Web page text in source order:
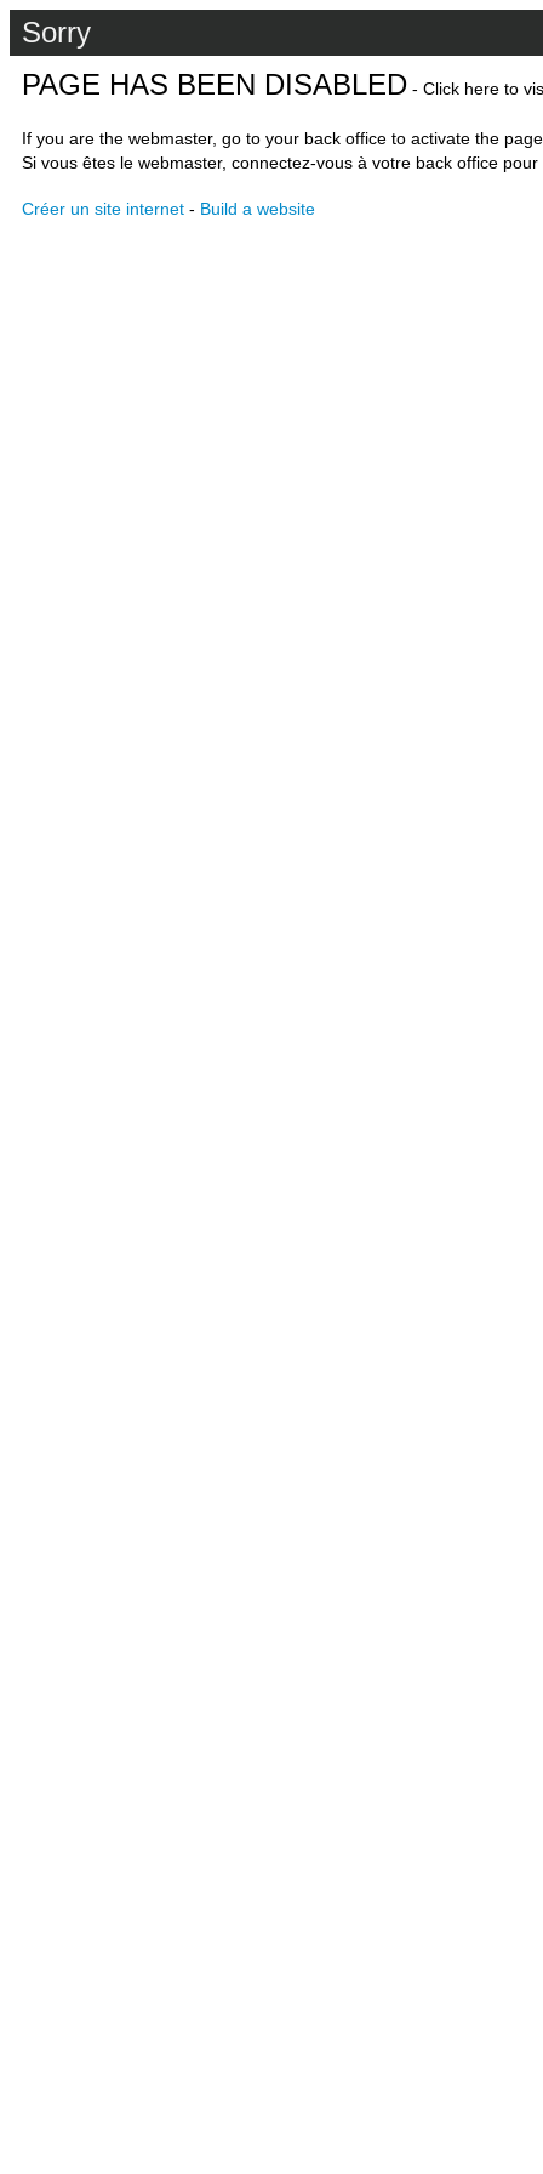
Sorry
PAGE HAS BEEN DISABLED - Click here to
If you are the webmaster, go to your back office to activate the
Si vous êtes le webmaster, connectez-vous à votre back office
Créer un site internet - Build a website